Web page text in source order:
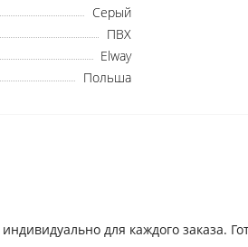
Серый
ПВХ
Elway
Польша
для каждого заказа.